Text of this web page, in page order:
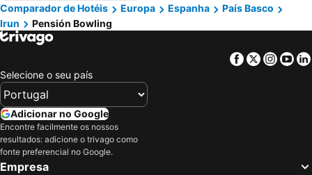
Comparador de Hotéis
Europa Espanha
País Basco
Irun
Pensión Bowling
Facebook
Twitter
Selecione o seu país
Adicionar no Google
Encontre facilmente os nossos
resultados: adicione o trivago como
fonte preferencial no Google.
Empresa